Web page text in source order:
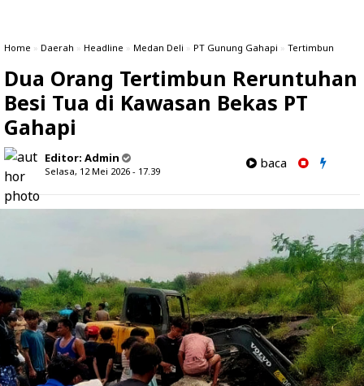
Home » Daerah » Headline » Medan Deli » PT Gunung Gahapi » Tertimbun
Dua Orang Tertimbun Reruntuhan
Besi Tua di Kawasan Bekas PT
Gahapi
Editor: Admin
Selasa, 12 Mei 2026 - 17.39
baca